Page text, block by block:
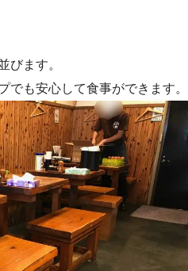
びます。
でも安心して食事ができます。